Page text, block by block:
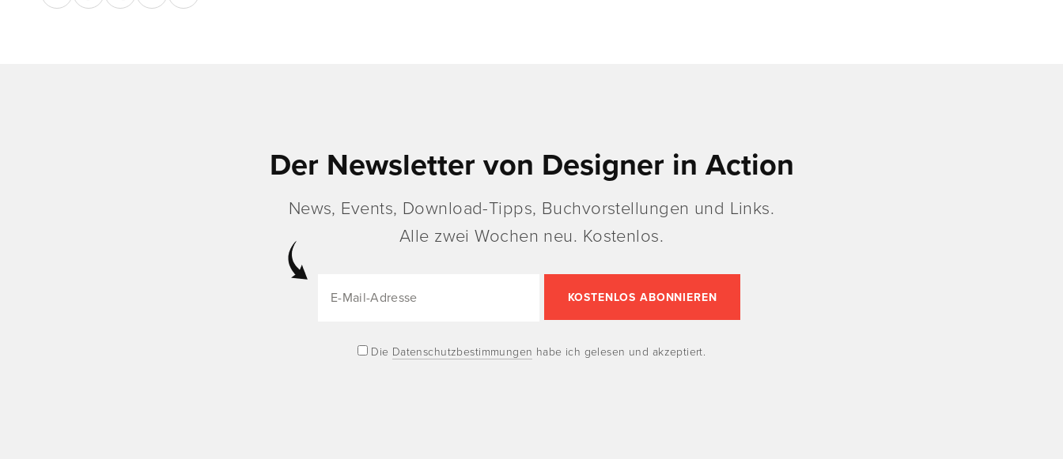
Der Newsletter von Designer in Action
News, Events, Download-Tipps, Buchvorstellungen und Links.
Alle zwei Wochen neu. Kostenlos.
Die Datenschutzbestimmungen habe ich gelesen und akzeptiert.